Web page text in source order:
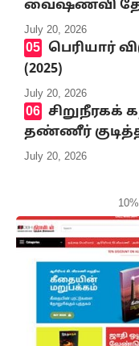
வைஷ்ணவி
July 20, 2026
பெரியார்
(2025)
July 20, 2026
சிறுநீரகக்
தண்ணீர்
July 20, 2026